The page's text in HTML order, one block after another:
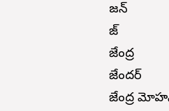
రాజన్
రాజ్
రాజేంద్ర
రాజేందర్
రాజేంద్ర